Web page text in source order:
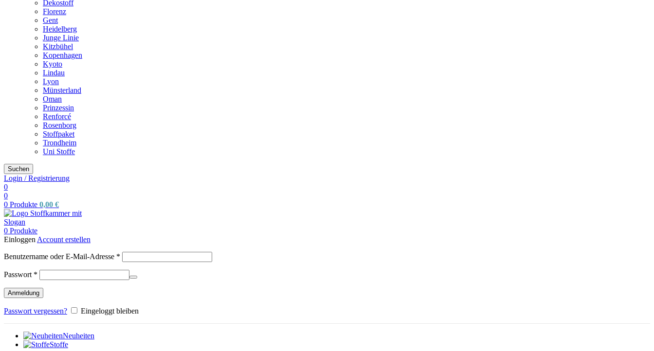
Dekostoff
Florenz
Gent
Heidelberg
Junge Linie
Kitzbühel
Kopenhagen
Kyoto
Lindau
Lyon
Münsterland
Oman
Prinzessin
Renforcé
Rosenborg
Stoffpaket
Trondheim
Uni Stoffe
Suchen
Login / Registrierung
0
0
0 Produkte 0,00 €
0 Produkte
Einloggen Account erstellen
Benutzername oder E-Mail-Adresse *
Passwort *
Anmeldung
Passwort vergessen? Eingeloggt bleiben
Neuheiten
Stoffe